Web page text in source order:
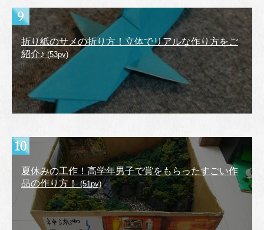
折り紙のサメの折り方！立体でリアルな作り方をご
紹介♪(53pv)
夏休みの工作！高学年男子で賞をもらったすごい作
品の作り方！(51pv)